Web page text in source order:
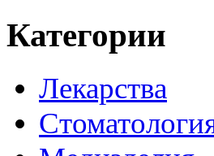
Категории
Лекарства